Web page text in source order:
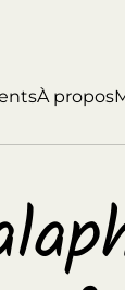
­À propos